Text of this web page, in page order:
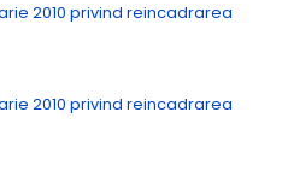
2010 privind reincadrarea
2010 privind reincadrarea